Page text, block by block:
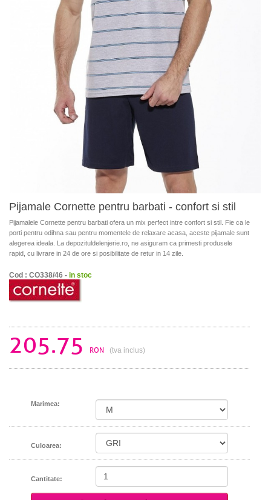
Pijamale Cornette pentru barbati - confort si stil
Pijamalele Cornette pentru barbati ofera un mix perfect intre confort si stil. Fie ca le
porti pentru odihna sau pentru momentele de relaxare acasa, aceste pijamale sunt
alegerea ideala. La depozituldelenjerie.ro, ne asiguram ca primesti produsele
rapid, cu livrare in 24 de ore si posibilitate de retur in 14 zile.
Cod : CO338/46 - in stoc
205.75 RON (tva inclus)
Marimea:
Culoarea:
Cantitate: